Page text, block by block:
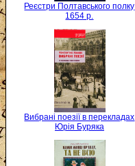
Реєстри Полтавського полку
1654 р.
Вибрані поезії в перекладах
Юрія Буряка